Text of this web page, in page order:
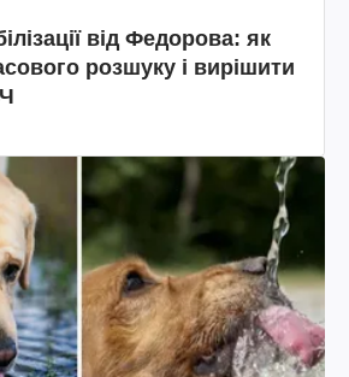
від Федорова: як
розшуку і вирішити